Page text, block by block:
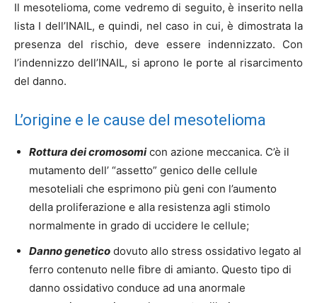
Il mesotelioma, come vedremo di seguito, è inserito nella
lista I dell’INAIL, e quindi, nel caso in cui, è dimostrata la
presenza del rischio, deve essere indennizzato. Con
l’indennizzo dell’INAIL, si aprono le porte al risarcimento
del danno.
L’origine e le cause del mesotelioma
Rottura dei cromosomi con azione meccanica. C’è il
mutamento dell’ “assetto” genico delle cellule
mesoteliali che esprimono più geni con l’aumento
della proliferazione e alla resistenza agli stimolo
normalmente in grado di uccidere le cellule;
Danno genetico dovuto allo stress ossidativo legato al
ferro contenuto nelle fibre di amianto. Questo tipo di
danno ossidativo conduce ad una anormale